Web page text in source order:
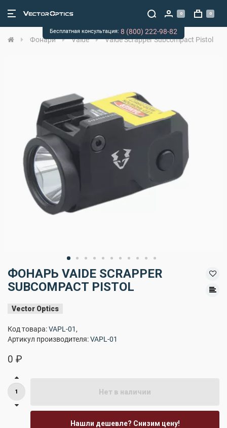
0 0
Фонари Vaide Vaide Scrapper Subcompact Pistol
ФОНАРЬ VAIDE SCRAPPER
SUBCOMPACT PISTOL
Vector Optics
Код товара:VAPL-01 ,
Артикул производителя:VAPL-01
0 ₽
Нет в наличии
Нашли дешевле? Снизим цену!
Бесплатная консультация: 8 (800) 222-98-82